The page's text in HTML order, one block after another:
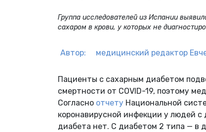
Группа исследователей из Испании
сахаром в крови, у которых не
Автор: медицинский редактор
Пациенты с сахарным диабетом
смертности от COVID-19, поэтому
Согласно отчету Национальной
коронавирусной инфекции у людей с
диабета нет. С диабетом 2 типа — в